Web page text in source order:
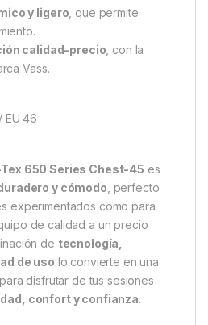
y ligero , que permite
calidad-precio , con la
Vass.
EU 46
650 Series Chest-45 es
y cómodo , perfecto
experimentados como para
de calidad a un precio
de tecnología,
de uso lo convierte en una
disfrutar de tus sesiones
confort y confianza.